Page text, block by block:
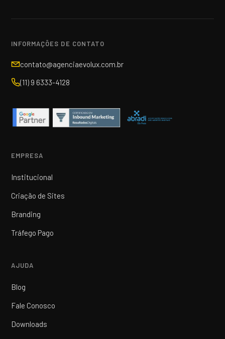
INFORMAÇÕES DE CONTATO
contato@agenciaevolux.com.br
(11) 9 6333-4128
EMPRESA
Institucional
Criação de Sites
Branding
Tráfego Pago
AJUDA
Blog
Fale Conosco
Downloads